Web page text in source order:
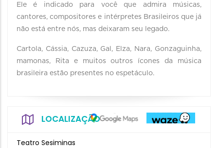
Ele é indicado para você que admira músicas,
cantores, compositores e intérpretes Brasileiros que já
não está entre nós, mas deixaram seu legado.
Cartola, Cássia, Cazuza, Gal, Elza, Nara, Gonzaguinha,
mamonas, Rita e muitos outros ícones da música
brasileira estão presentes no espetáculo.
LOCALIZAÇÃO
Teatro Sesiminas